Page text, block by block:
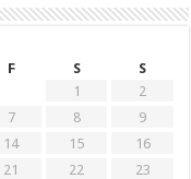
F S
S
1
2
7 8
9
14 15
16
21 22
23